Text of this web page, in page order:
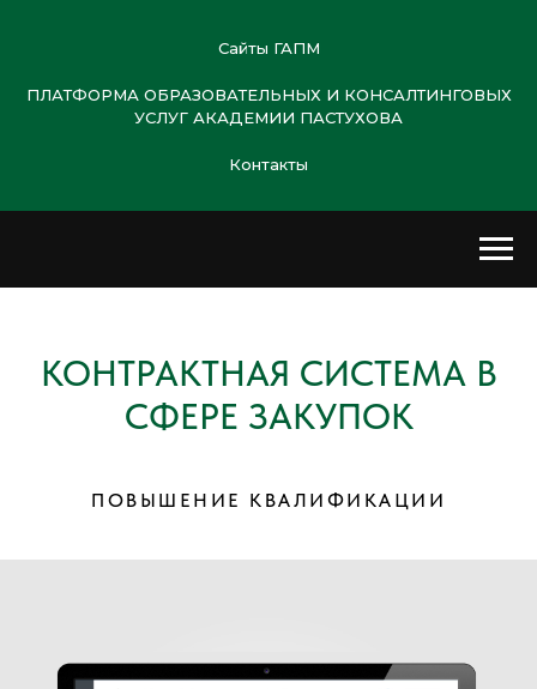
Сайты ГАПМ
ПЛАТФОРМА ОБРАЗОВАТЕЛЬНЫХ И КОНСАЛТИНГОВЫХ
УСЛУГ АКАДЕМИИ ПАСТУХОВА
Контакты
КОНТРАКТНАЯ СИСТЕМА В
СФЕРЕ ЗАКУПОК
ПОВЫШЕНИЕ КВАЛИФИКАЦИИ